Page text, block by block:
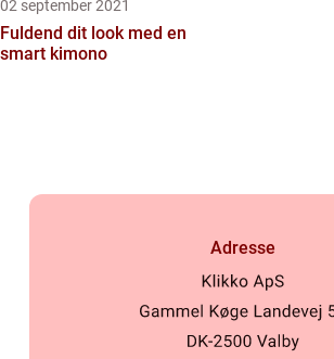
02 september 2021
Fuldend dit look med en
smart kimono
Adresse